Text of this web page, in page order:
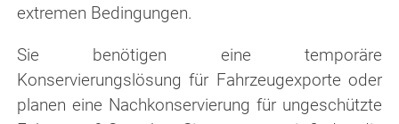
extremen Bedingungen.
Sie benötigen eine temporäre
Konservierungslösung für Fahrzeugexporte oder
planen eine Nachkonservierung für ungeschützte